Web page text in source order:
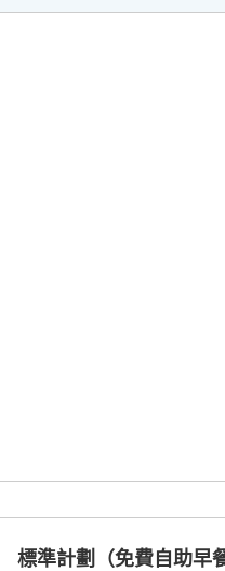
標準計劃（免費自助早